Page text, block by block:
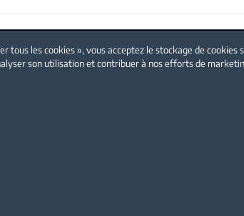
tous les cookies », vous acceptez le stockage de
son utilisation et contribuer à nos efforts de